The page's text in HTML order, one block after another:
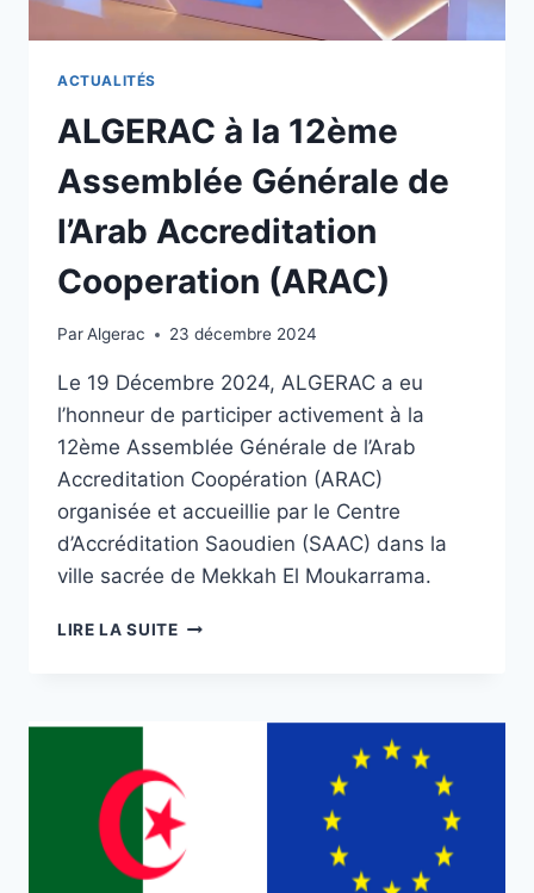
ACTUALITÉS
ALGERAC à la 12ème
Assemblée Générale de
l’Arab Accreditation
Cooperation (ARAC)
ParAlgerac 23 décembre 2024
Le 19 Décembre 2024, ALGERAC a eu
l’honneur de participer activement à la
12ème Assemblée Générale de l’Arab
Accreditation Coopération (ARAC)
organisée et accueillie par le Centre
d’Accréditation Saoudien (SAAC) dans la
ville sacrée de Mekkah El Moukarrama.
LIRE LA SUITE